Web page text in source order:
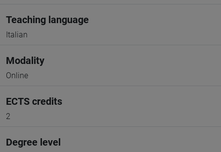
Teaching language
Italian
Modality
Online
ECTS credits
2
Degree level